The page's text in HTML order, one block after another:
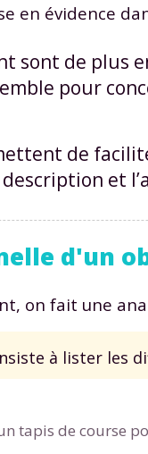
en évidence
sont de plus
pour
de
et
d'un
on fait une
à lister les
tapis de course